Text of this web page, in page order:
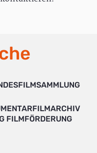
FILMFÖRDERUNG